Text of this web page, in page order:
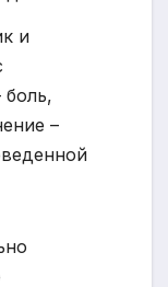
и
–